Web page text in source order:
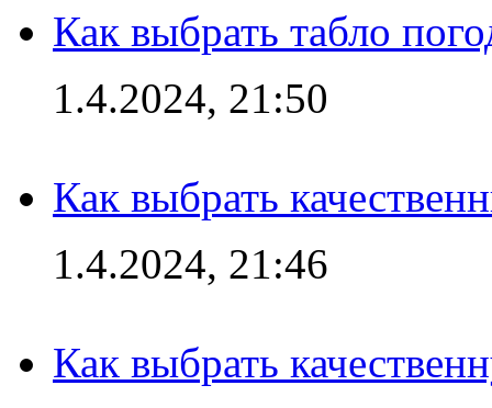
Как выбрать табло
1.4.2024, 21:50
Как выбрать
1.4.2024, 21:46
Как выбрать